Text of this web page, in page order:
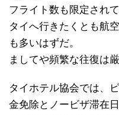
フライト数も限定され
タイへ行きたくとも航
も多いはずだ。
ましてや頻繁な往復は厳
タイホテル協会では、
金免除とノービザ滞在